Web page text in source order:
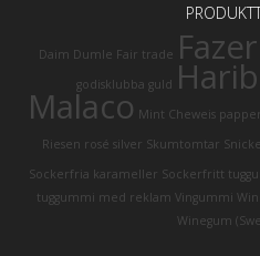
Daim Dumle Fair trade Fazer
godisklubba guld
Malaco Mint Cheweis
Riesen rosé silver Skumtomtar
Sockerfria karameller Sockerfritt
tuggummi med reklam Vingummi
Winegum